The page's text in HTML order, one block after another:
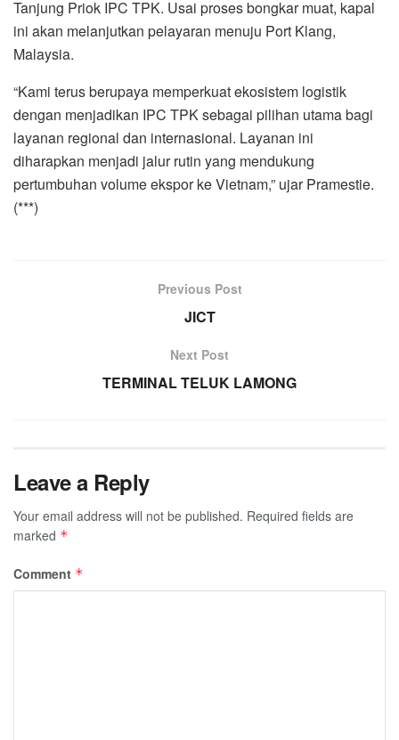
Tanjung Priok IPC TPK. Usai proses bongkar muat, kapal
ini akan melanjutkan pelayaran menuju Port Klang,
Malaysia.
“Kami terus berupaya memperkuat ekosistem logistik
dengan menjadikan IPC TPK sebagai pilihan utama bagi
layanan regional dan internasional. Layanan ini
diharapkan menjadi jalur rutin yang mendukung
pertumbuhan volume ekspor ke Vietnam,” ujar Pramestie.
(***)
Previous Post
JICT
Next Post
TERMINAL TELUK LAMONG
Leave a Reply
Your email address will not be published. Required fields are
marked *
Comment *